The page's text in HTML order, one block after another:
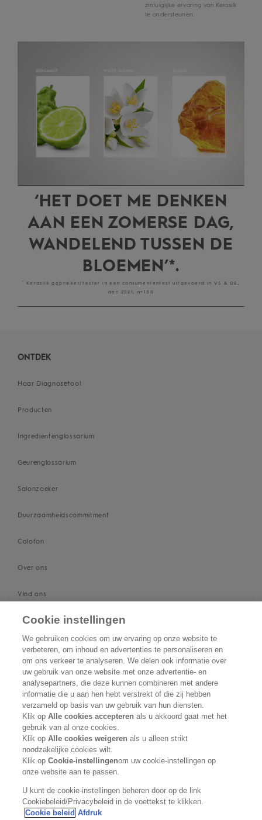
zintuiglijke ervaring van Kerasilk
te ondersteunen.
‘HET DOET ME DENKEN
AAN EEN ZOMERSE DAG,
WANDELEND TUSSEN DE
BLOEMEN’*.
*
Kerasilk gebruiker/tester in een consumententest uitgevoerd in VS & DE,
dec 2021, n=130
ONTDEK
Haar Diagnosetool
Producten
Ingrediëntenglossarium
Geurenglossarium
Salonzoeker
Duurzaamheidscommitment
Colofon
Over ons
Vind ons
ONDERSTEUNING
Neem contact met ons op
Word verkooppunt
Privacybeleid
Cookiebeleid
Algemene voorwaarden
VOLG ONS
Cookie instellingen
We gebruiken cookies om uw ervaring op onze website te
verbeteren, om inhoud en advertenties te personaliseren en
om ons verkeer te analyseren. We delen ook informatie over
uw gebruik van onze website met onze advertentie- en
analysepartners, die deze kunnen combineren met andere
informatie die u aan hen hebt verstrekt of die zij hebben
verzameld op basis van uw gebruik van hun diensten.
Klik opAlle cookies accepteren als u akkoord gaat met het
gebruik van al onze cookies.
Klik opAlle cookies weigeren als u alleen strikt
noodzakelijke cookies wilt.
Klik opCookie-instellingenom uw cookie-instellingen op
onze website aan te passen.
U kunt de cookie-instellingen beheren door op de link
Cookiebeleid/Privacybeleid in de voettekst te klikken.
Cookie beleid Afdruk